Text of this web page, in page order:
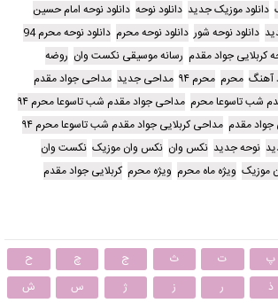
دانلود موزیک جدید دانلود نوحه دانلود نوحه امام حسین
دانلود نوحه شور دانلود نوحه محرم دانلود نوحه محرم 94
کربلایی جواد مقدم رسانه موسیقی نکست وان روضه
آهنگ محرم محرم ۹۴ مداحی جدید مداحی جواد مقدم
شب تاسوعا محرم مداحی جواد مقدم شب تاسوعا محرم ۹۴
جواد مقدم مداحی کربلایی جواد مقدم شب تاسوعا محرم ۹۴
نوحه جدید نکس وان نکس وان موزیک نکست وان
موزیک ویژه ماه محرم ویژه محرم کربلایی جواد مقدم
پ ت ث ج چ
ح
ذ ر ز ژ س
ش